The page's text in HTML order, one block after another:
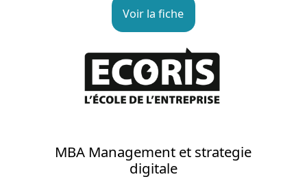
Voir la fiche
MBA Management et strategie
digitale